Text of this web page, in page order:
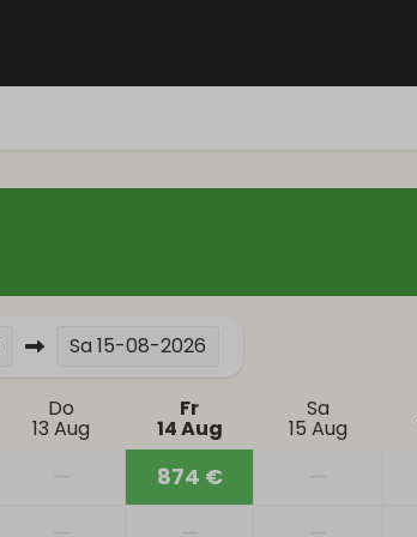
Sa 15-08-2026
Do
13 Aug
Fr
14 Aug
Sa
15 Aug
874 €